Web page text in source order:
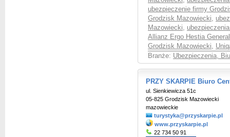
ubezpieczenie firmy
Grodzisk Mazowiecki,
Mazowiecki,
Allianz Ergo Hestia
Grodzisk Mazowiecki,
Branże: Ubezpieczenia,
PRZY SKARPIE Biuro
ul. Sienkiewicza 51c
05-825 Grodzisk Mazowiecki
mazowieckie
turystyka@przyskarpie.pl
www.przyskarpie.pl
22 734 50 91